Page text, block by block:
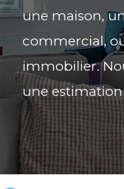
une maison,
commercial,
immobilier.
une